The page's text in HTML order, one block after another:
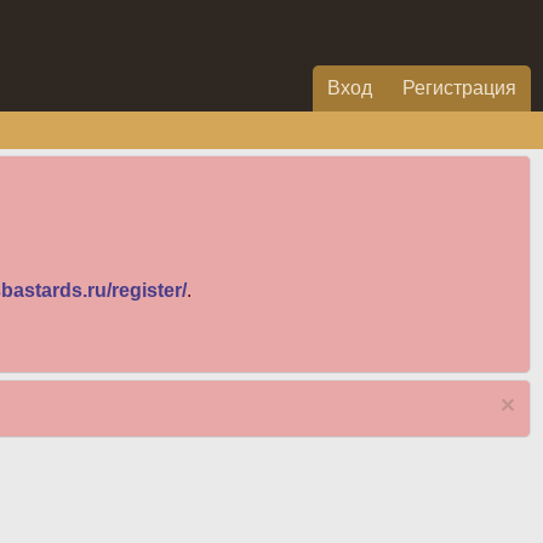
Вход Регистрация
register/.